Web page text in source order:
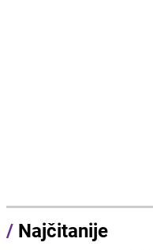
/ Najčitanije